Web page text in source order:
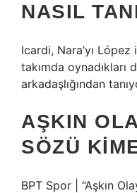
NASIL
Icardi, Nara’yı López
takımda oynadıkları
arkadaşlığından
AŞKIN
SÖZÜ
BPT Spor | “Aşkın